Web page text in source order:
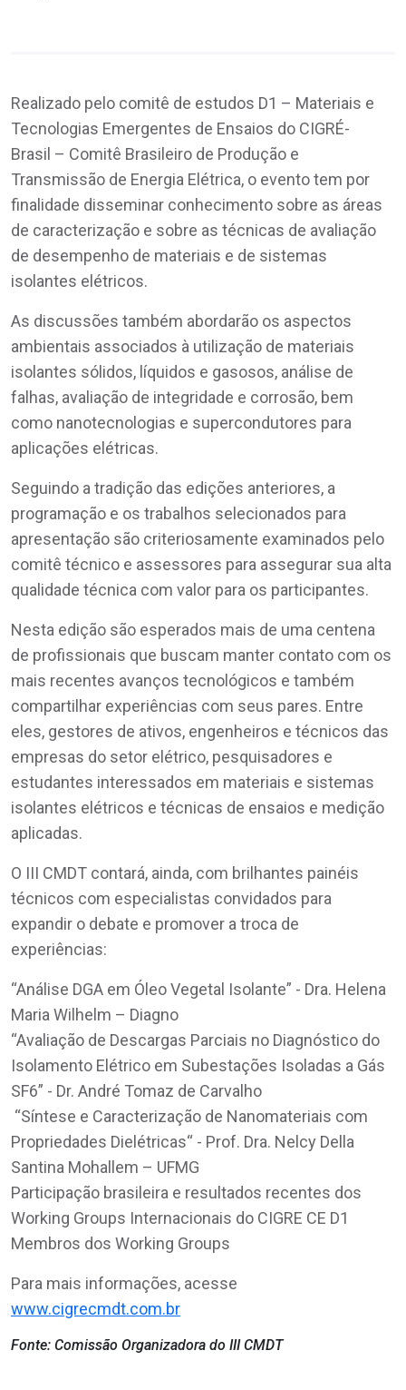
Realizado pelo comitê de estudos D1 – Materiais e
Tecnologias Emergentes de Ensaios do CIGRÉ-
Brasil – Comitê Brasileiro de Produção e
Transmissão de Energia Elétrica, o evento tem por
finalidade disseminar conhecimento sobre as áreas
de caracterização e sobre as técnicas de avaliação
de desempenho de materiais e de sistemas
isolantes elétricos.
As discussões também abordarão os aspectos
ambientais associados à utilização de materiais
isolantes sólidos, líquidos e gasosos, análise de
falhas, avaliação de integridade e corrosão, bem
como nanotecnologias e supercondutores para
aplicações elétricas.
Seguindo a tradição das edições anteriores, a
programação e os trabalhos selecionados para
apresentação são criteriosamente examinados pelo
comitê técnico e assessores para assegurar sua alta
qualidade técnica com valor para os participantes.
Nesta edição são esperados mais de uma centena
de profissionais que buscam manter contato com os
mais recentes avanços tecnológicos e também
compartilhar experiências com seus pares. Entre
eles, gestores de ativos, engenheiros e técnicos das
empresas do setor elétrico, pesquisadores e
estudantes interessados em materiais e sistemas
isolantes elétricos e técnicas de ensaios e medição
aplicadas.
O III CMDT contará, ainda, com brilhantes painéis
técnicos com especialistas convidados para
expandir o debate e promover a troca de
experiências:
“Análise DGA em Óleo Vegetal Isolante” - Dra. Helena
Maria Wilhelm – Diagno
“Avaliação de Descargas Parciais no Diagnóstico do
Isolamento Elétrico em Subestações Isoladas a Gás
SF6” - Dr. André Tomaz de Carvalho
“Síntese e Caracterização de Nanomateriais com
Propriedades Dielétricas“ - Prof. Dra. Nelcy Della
Santina Mohallem – UFMG
Participação brasileira e resultados recentes dos
Working Groups Internacionais do CIGRE CE D1
Membros dos Working Groups
Para mais informações, acesse
www.cigrecmdt.com.br
Fonte: Comissão Organizadora do III CMDT